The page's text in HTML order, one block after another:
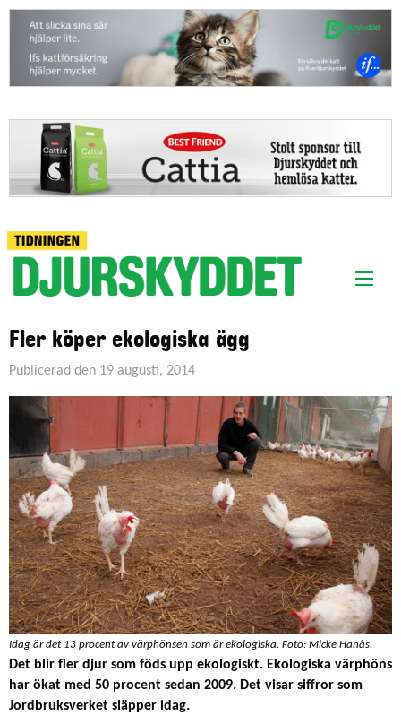
Fler köper ekologiska ägg
Publicerad den 19 augusti, 2014
Idag är det 13 procent av värphönsen som är ekologiska. Foto: Micke Hanås.
Det blir fler djur som föds upp ekologiskt. Ekologiska värphöns
har ökat med 50 procent sedan 2009. Det visar siffror som
Jordbruksverket släpper idag.